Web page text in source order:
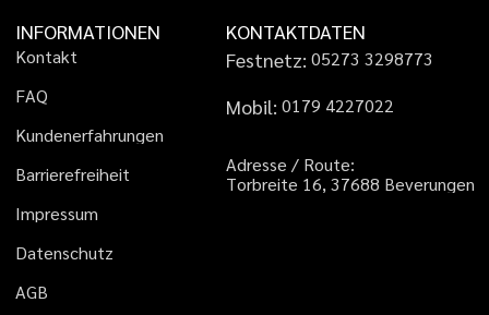
INFORMATIONEN
Kontakt
FAQ
Kundenerfahrungen
Barrierefreiheit
Impressum
Datenschutz
AGB
KONTAKTDATEN
Festnetz: 05273 3298773
Mobil: 01 79 4227022
Adresse / Route:
Torbreite 16, 37688 Beverungen